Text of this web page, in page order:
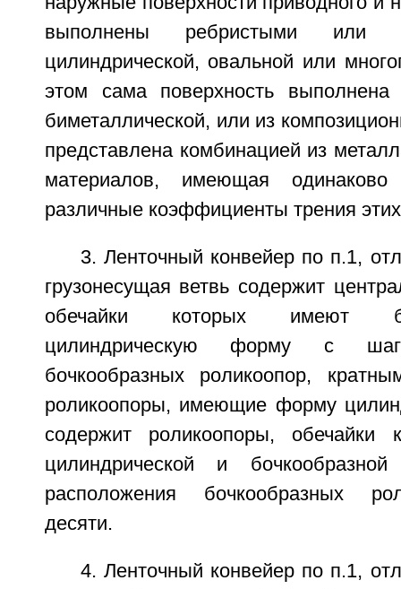
выполнены ребристыми или
цилиндрической, овальной или
этом сама поверхность выполнена
биметаллической, или из
представлена комбинацией из
материалов, имеющая
различные коэффициенты трения
3. Ленточный конвейер по п.1,
грузонесущая ветвь содержит
обечайки которых имеют
цилиндрическую форму с
бочкообразных роликоопор,
роликоопоры, имеющие форму
содержит роликоопоры, обечайки
цилиндрической и
расположения бочкообразных
десяти.
4. Ленточный конвейер по п.1,